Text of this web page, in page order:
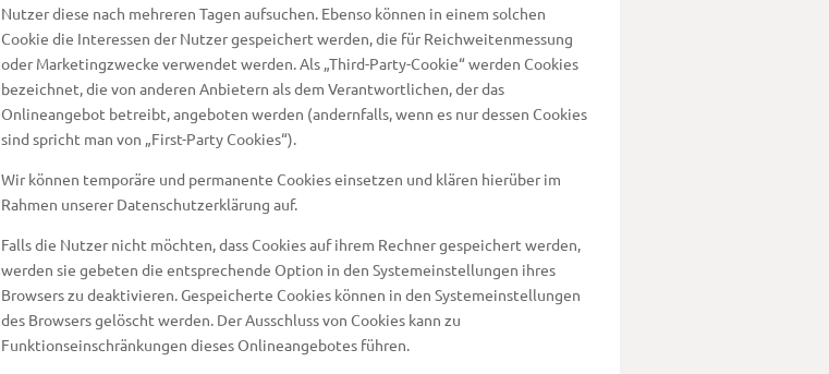
Nutzer diese nach mehreren Tagen aufsuchen. Ebenso können in einem solchen
Cookie die Interessen der Nutzer gespeichert werden, die für Reichweitenmessung
oder Marketingzwecke verwendet werden. Als „Third-Party-Cookie“ werden Cookies
bezeichnet, die von anderen Anbietern als dem Verantwortlichen, der das
Onlineangebot betreibt, angeboten werden (andernfalls, wenn es nur dessen Cookies
sind spricht man von „First-Party Cookies“).
Wir können temporäre und permanente Cookies einsetzen und klären hierüber im
Rahmen unserer Datenschutzerklärung auf.
Falls die Nutzer nicht möchten, dass Cookies auf ihrem Rechner gespeichert werden,
werden sie gebeten die entsprechende Option in den Systemeinstellungen ihres
Browsers zu deaktivieren. Gespeicherte Cookies können in den Systemeinstellungen
des Browsers gelöscht werden. Der Ausschluss von Cookies kann zu
Funktionseinschränkungen dieses Onlineangebotes führen.